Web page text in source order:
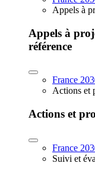
Appels à
Appels à
référence
France
Actions et
Actions et
France
Suivi et